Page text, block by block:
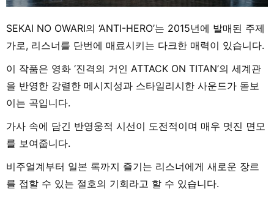
SEKAI NO OWARI의 ‘ANTI-HERO’는 2015년에 발매된 주제
가로, 리스너를 단번에 매료시키는 다크한 매력이 있습니다.
이 작품은 영화 ‘진격의 거인 ATTACK ON TITAN’의 세계관
을 반영한 강렬한 메시지성과 스타일리시한 사운드가 돋보
이는 곡입니다.
가사 속에 담긴 반영웅적 시선이 도전적이며 매우 멋진 면모
를 보여줍니다.
비주얼계부터 일본 록까지 즐기는 리스너에게 새로운 장르
를 접할 수 있는 절호의 기회라고 할 수 있습니다.